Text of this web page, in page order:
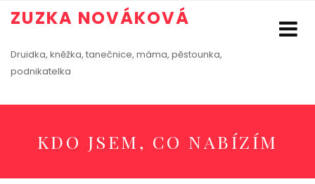
ZUZKA NOVÁKOVÁ
Druidka, kněžka, tanečnice, máma, pěstounka,
podnikatelka
KDO JSEM, CO NABÍZÍM